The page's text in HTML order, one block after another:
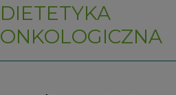
DIETETYKA
ONKOLOGICZNA